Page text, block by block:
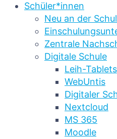
Schüler*innen
Neu an der
Zentrale
Digitale Schule
Leih-Tablets
WebUntis
Digitaler
Nextcloud
MS 365
Moodle